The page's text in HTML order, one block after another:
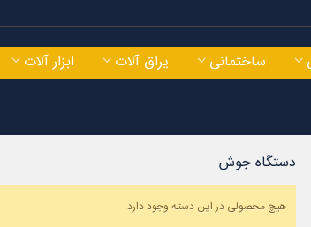
ساختمانی یراق آلات ابزار آلات
دستگاه جوش
هیچ محصولی در این دسته وجود دارد